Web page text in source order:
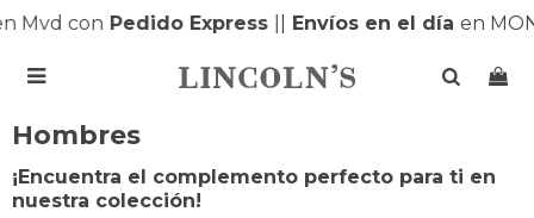
Mvd conPedido Express|| Envíos en el díaen

Hombres
¡Encuentra el complemento perfecto para ti en
nuestra colección!